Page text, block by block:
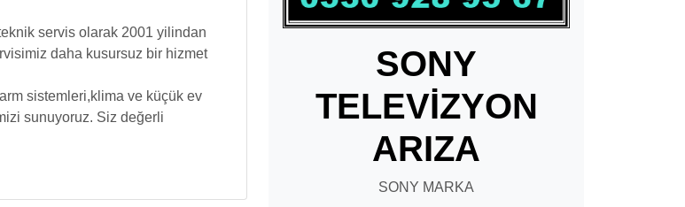
servis olarak 2001 yilindan
daha kusursuz bir hizmet
sistemleri,klima ve küçük ev
sunuyoruz. Siz değerli
SONY
TELEVİZYON
ARIZA
SONY MARKA